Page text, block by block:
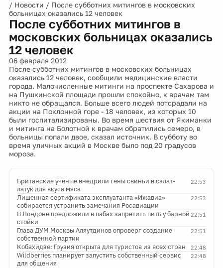
/ Новости / После субботних митингов в московских
больницах оказались 12 человек
После субботних митингов в
московских больницах оказались
12 человек
06 февраля 2012
После субботних митингов в московских больницах
оказались 12 человек, сообщили медицинские власти
города. Малочисленные митинги на проспекте Сахарова и
на Пушкинской площади прошли спокойно, к врачам там
никто не обращался. Больше всего людей потсрадали на
акции на Поклонной горе - 18 человек, из которых 10
были госпитализированы. Во время шествия от Якиманки
и митинга на Болотной к врачам обратились семеро, в
больницы попали двое, сказал источник. В субботу во
время уличных акций в Москве было под 20 градусов
мороза.
22:53
Британские ученые внедрили гены свиньи в салат-
латук для вкуса мяса
22:53
Лишенная сертификата эксплуатанта «Ижавиа»
собирается устранить замечания Росавиации
22:51
В Лондоне предложили в пабах запретить пить у барной
стойки
22:51
Глава ДУМ Москвы Аляутдинов опроверг создание
собственной партии
22:48
Кобахидзе: Грузия открыта для туристов из всех стран
22:48
Wildberries планирует запустить собственный сервис
для общения